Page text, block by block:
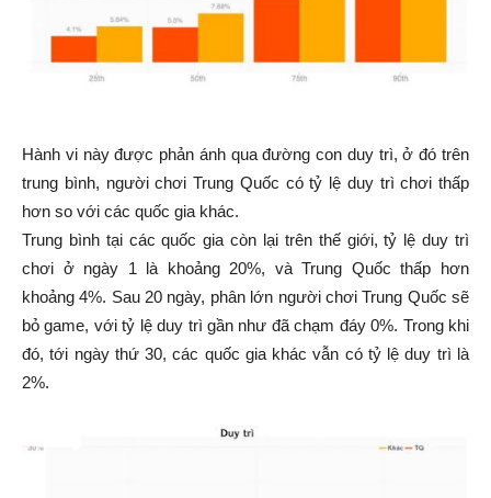
Hành vi này được phản ánh qua đường con duy trì, ở đó trên
trung bình, người chơi Trung Quốc có tỷ lệ duy trì chơi thấp
hơn so với các quốc gia khác.
Trung bình tại các quốc gia còn lại trên thế giới, tỷ lệ duy trì
chơi ở ngày 1 là khoảng 20%, và Trung Quốc thấp hơn
khoảng 4%. Sau 20 ngày, phân lớn người chơi Trung Quốc sẽ
bỏ game, với tỷ lệ duy trì gần như đã chạm đáy 0%. Trong khi
đó, tới ngày thứ 30, các quốc gia khác vẫn có tỷ lệ duy trì là
2%.